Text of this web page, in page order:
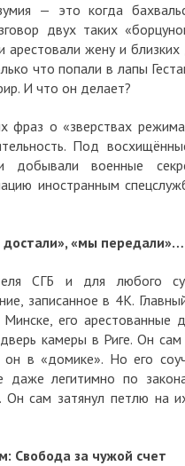
— это когда
двух таких
арестовали жену и
что попали в лапы
И что он делает?
фраз о «зверствах
Под
добывали военные
иностранным
«мы передали»…
СГБ и для любого
записанное в 4K.
его арестованные
камеры в Риге. Он
он в «домике». Но его
даже легитимно по
Он сам затянул петлю на
Свобода за чужой счет